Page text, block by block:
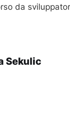
da
Sekulic